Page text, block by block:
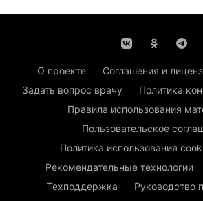
О проекте Соглашения и
Задать вопрос врачу
Политика
Правила использования
Пользовательское
Политика использования
Рекомендательные технологии
Техподдержка
Руководство